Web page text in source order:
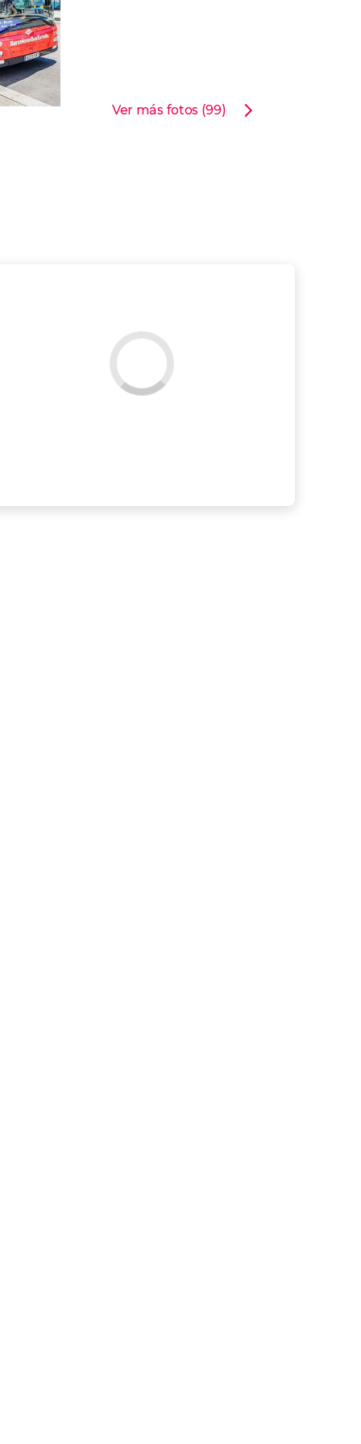
Ver más fotos (99)